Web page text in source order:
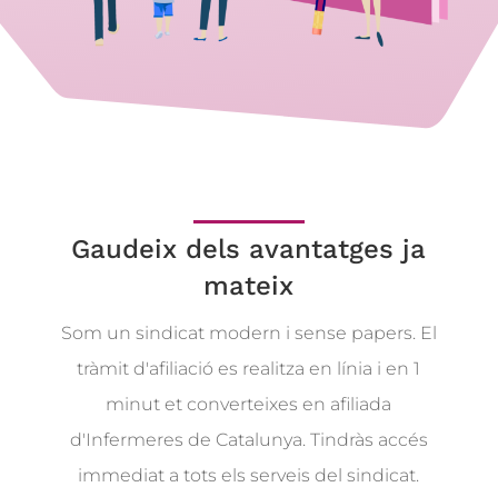
Gaudeix dels avantatges ja
mateix
Som un sindicat modern i sense papers. El
tràmit d'afiliació es realitza en línia i en 1
minut et converteixes en afiliada
d'Infermeres de Catalunya. Tindràs accés
immediat a tots els serveis del sindicat.